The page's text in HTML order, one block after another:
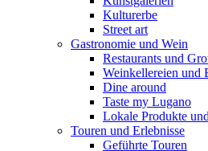
Kulturerbe
Street art
Gastronomie und Wein
Restaurants und
Weinkellereien und
Dine around
Taste my Lugano
Lokale Produkte
Touren und Erlebnisse
Geführte Touren